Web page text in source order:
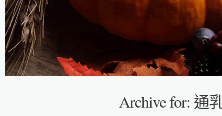
Archive for: 通